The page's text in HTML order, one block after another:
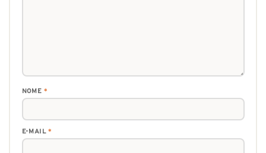
NOME *
E-MAIL*